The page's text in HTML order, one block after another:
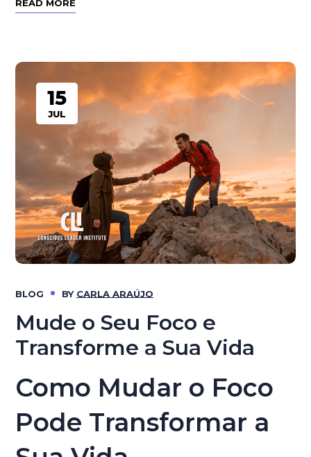
READ MORE
15
JUL
BLOG BY CARLA ARAÚJO
Mude o Seu Foco e
Transforme a Sua Vida
Como Mudar o Foco
Pode Transformar a